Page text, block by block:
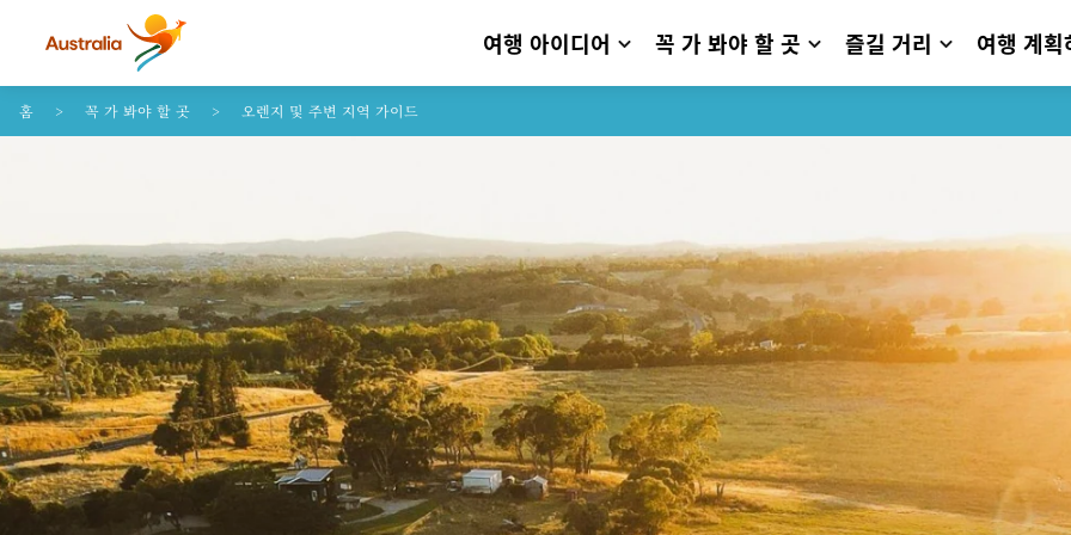
콘텐트로 건너뛰기
꼬리말 내비게이션으로 건너뛰기
여행 아이디어 꼭 가 봐야 할 곳 즐길 거리 여행 계획
홈 꼭 가 봐야 할 곳 오렌지 및 주변 지역 가이드